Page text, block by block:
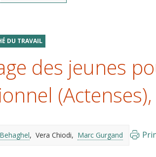
DU TRAVAIL
des jeunes
Vera Chiodi Marc Gurgand